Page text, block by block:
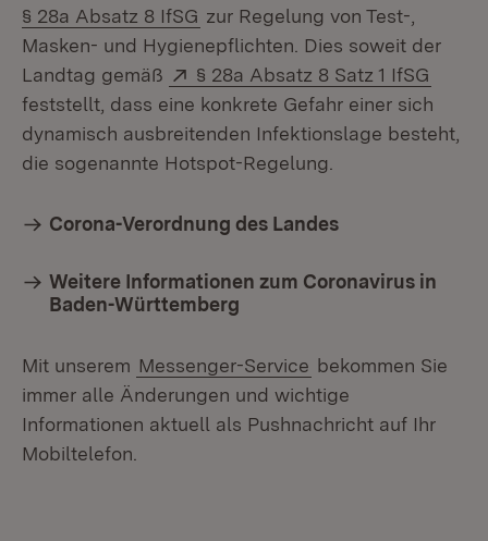
§ 28a Absatz 8 IfSG (Öffnet in neuem Fenster)
zur Regelung von Test-,
Masken- und Hygienepflichten. Dies soweit der
Landtag gemäß
Extern:
§ 28a Absatz 8 Satz 1 IfSG
feststellt, dass eine konkrete Gefahr einer sich
dynamisch ausbreitenden Infektionslage besteht,
die sogenannte Hotspot-Regelung.
Corona-Verordnung des Landes
Weitere Informationen zum Coronavirus in
Baden-Württemberg
Mit unserem Messenger-Service bekommen Sie
immer alle Änderungen und wichtige
Informationen aktuell als Pushnachricht auf Ihr
Mobiltelefon.